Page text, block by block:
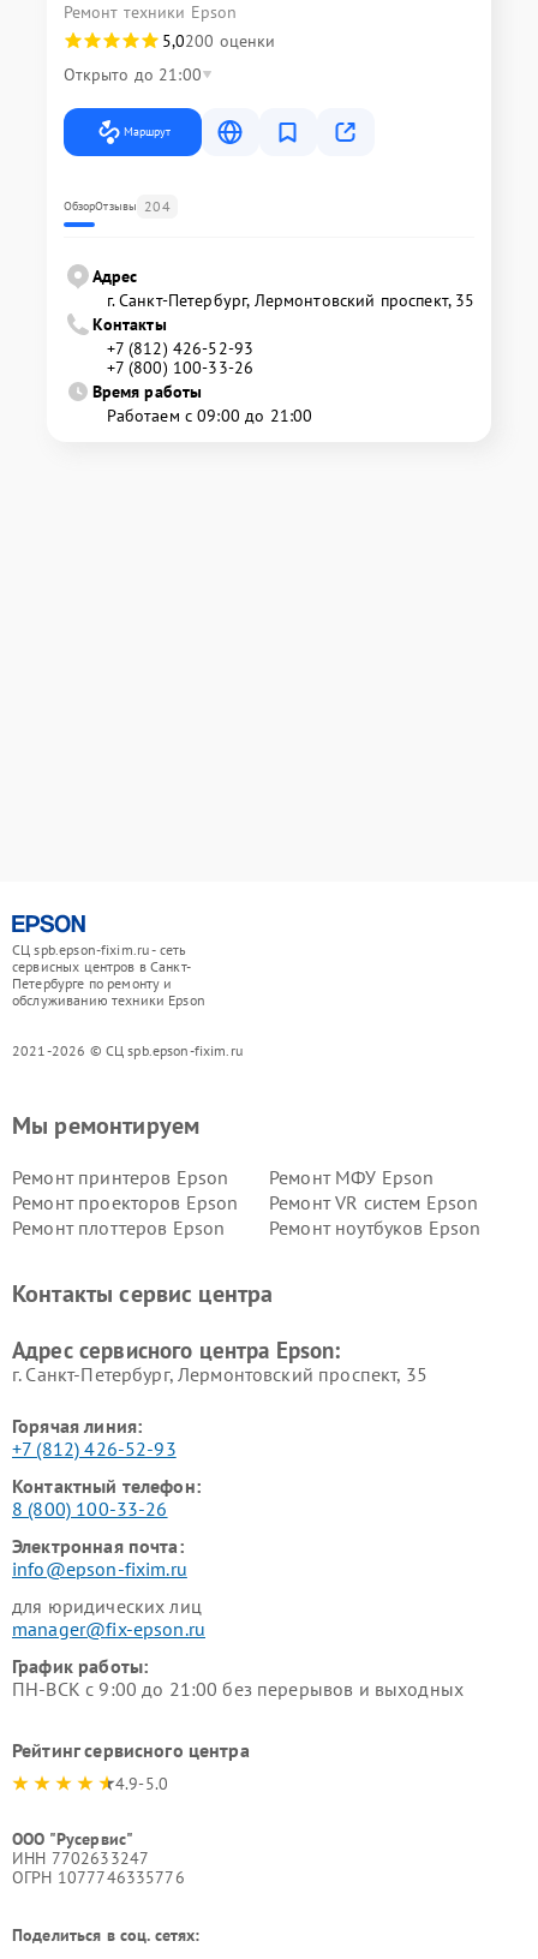
Ремонт техники Epson
5,0200 оценки
Открыто до 21:00
Маршрут
ОбзорОтзывы 204
Адрес
г. Санкт-Петербург, Лермонтовский проспект, 35
Контакты
+7 (812) 426-52-93
+7 (800) 100-33-26
Время работы
Работаем с 09:00 до 21:00
СЦ spb.epson-fixim.ru - сеть
сервисных центров в Санкт-
Петербурге по ремонту и
обслуживанию техники Epson
2021-2026 © СЦ spb.epson-fixim.ru
Мы ремонтируем
Ремонт принтеров Epson
Ремонт МФУ Epson
Ремонт проекторов Epson
Ремонт VR систем Epson
Ремонт плоттеров Epson
Ремонт ноутбуков Epson
Контакты сервис центра
Адрес сервисного центра Epson:
г. Санкт-Петербург, Лермонтовский проспект, 35
Горячая линия:
+7 (812) 426-52-93
Контактный телефон:
8 (800) 100-33-26
Электронная почта:
info@epson-fixim.ru
для юридических лиц
manager@fix-epson.ru
График работы:
ПН-ВСК с 9:00 до 21:00 без перерывов и выходных
Рейтинг сервисного центра
4.9-5.0
ООО "Русервис"
ИНН 7702633247
ОГРН 1077746335776
Поделиться в соц. сетях: